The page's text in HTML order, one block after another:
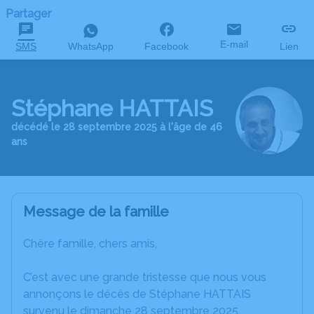
Partager
SMS WhatsApp Facebook E-mail Lien
Stéphane HATTAIS
décédé le 28 septembre 2025 à l'âge de 46
ans
Message de la famille
Chère famille, chers amis,
C’est avec une grande tristesse que nous vous
annonçons le décès de Stéphane HATTAIS
survenu le dimanche 28 septembre 2025.